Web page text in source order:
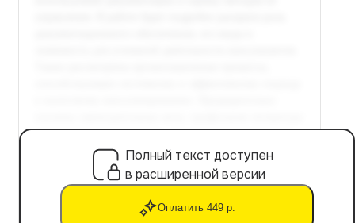
Полный текст доступен
в расширенной версии
Оплатить 449 р.